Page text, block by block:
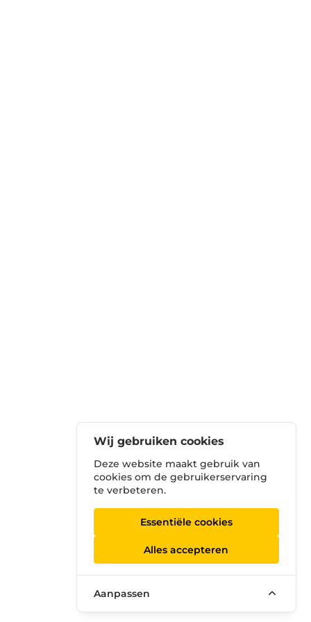
Wij gebruiken cookies
Deze website maakt gebruik van
cookies om de gebruikerservaring
te verbeteren.
Essentiële cookies
Alles accepteren
Aanpassen